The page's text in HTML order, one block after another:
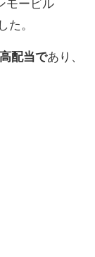
モービル
た。
配当であり、